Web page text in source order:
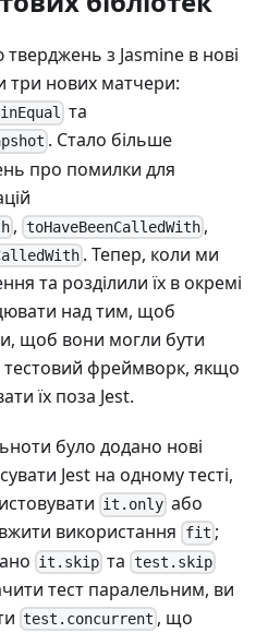
з Jasmine в нові
три нових матчери:
та
. Стало більше
про помилки для
, toHaveBeenCalledWith,
. Тепер, коли ми
та розділили їх в окремі
над тим, щоб
щоб вони могли бути
тестовий фреймворк, якщо
їх поза Jest.
було додано нові
Jest на одному тесті,
it.only або
використання fit ;
it.skip та test.skip
тест паралельним, ви
test.concurrent , що